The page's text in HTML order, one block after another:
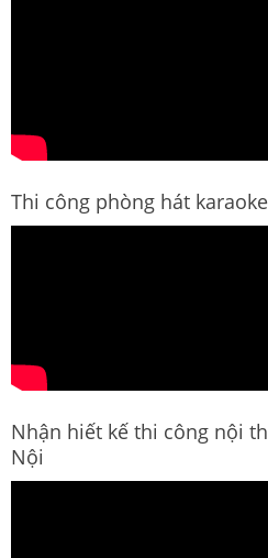
Thi công phòng hát
Nhận hiết kế thi công nội
Nội